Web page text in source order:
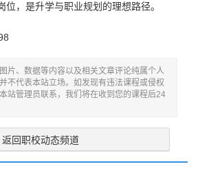
位，是升学与职业规划的理想路径。
片、数据等内容以及相关文章评论纯属个人
不代表本站立场。如发现有违法课程或侵权
站管理员联系，我们将在收到您的课程后24
返回职校动态频道